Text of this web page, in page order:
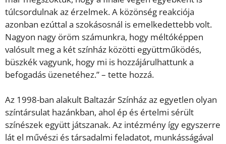
túlcsordulnak az érzelmek. A közönség reakciója
azonban ezúttal a szokásosnál is emelkedettebb volt.
Nagyon nagy öröm számunkra, hogy méltóképpen
valósult meg a két színház közötti együttműködés,
büszkék vagyunk, hogy mi is hozzájárulhattunk a
befogadás üzenetéhez.” – tette hozzá.
Az 1998-ban alakult Baltazár Színház az egyetlen olyan
színtársulat hazánkban, ahol ép és értelmi sérült
színészek együtt játszanak. Az intézmény így egyszerre
lát el művészi és társadalmi feladatot, munkásságával